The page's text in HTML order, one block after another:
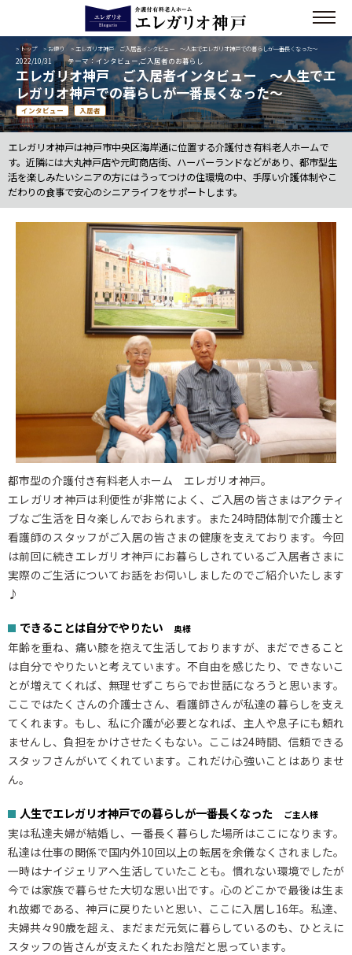
>トップ >お便り > エレガリオ神戸 ご入居者インタビュー ～人生でエレガリオ神戸での暮らしが一番長くなった～
2022/10/31 テーマ：インタビュー,ご入居者のお暮らし
エレガリオ神戸 ご入居者インタビュー ～人生でエ
レガリオ神戸での暮らしが一番長くなった～
インタビュー 入居者
エレガリオ神戸は神戸市中央区海岸通に位置する介護付き有料老人ホームで
す。近隣には大丸神戸店や元町商店街、ハーバーランドなどがあり、都市型生
活を楽しみたいシニアの方にはうってつけの住環境の中、手厚い介護体制やこ
だわりの食事で安心のシニアライフをサポートします。
都市型の介護付き有料老人ホーム エレガリオ神戸。
エレガリオ神戸は利便性が非常によく、ご入居の皆さまはアクティ
ブなご生活を日々楽しんでおられます。また24時間体制で介護士と
看護師のスタッフがご入居の皆さまの健康を支えております。今回
は前回に続きエレガリオ神戸にお暮らしされているご入居者さまに
実際のご生活についてお話をお伺いしましたのでご紹介いたします
♪
できることは自分でやりたい 奥様
年齢を重ね、痛い膝を抱えて生活しておりますが、まだできること
は自分でやりたいと考えています。不自由を感じたり、できないこ
とが増えてくれば、無理せずこちらでお世話になろうと思います。
ここではたくさんの介護士さん、看護師さんが私達の暮らしを支え
てくれます。もし、私に介護が必要となれば、主人や息子にも頼れ
ませんし、負担をかけさせたくもない。ここは24時間、信頼できる
スタッフさんがいてくれています。これだけ心強いことはありませ
ん。
人生でエレガリオ神戸での暮らしが一番長くなった ご主人様
実は私達夫婦が結婚し、一番長く暮らした場所はここになります。
私達は仕事の関係で国内外10回以上の転居を余儀なくされました。
一時はナイジェリアへ生活していたことも。慣れない環境でしたが
今では家族で暮らせた大切な思い出です。心のどこかで最後は生ま
れ故郷である、神戸に戻りたいと思い、ここに入居し16年。私達、
夫婦共々90歳を超え、まだまだ元気に暮らしているのも、ひとえに
スタッフの皆さんが支えたくれたお陰だと思っています。